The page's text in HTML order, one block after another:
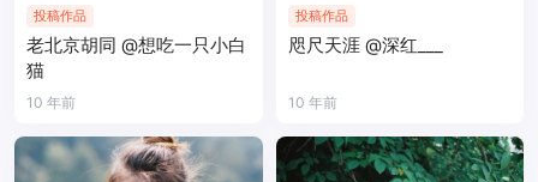
投稿作品
老北京胡同 @想吃一只小白
猫
10 年前
投稿作品
咫尺天涯 @深红___
10 年前